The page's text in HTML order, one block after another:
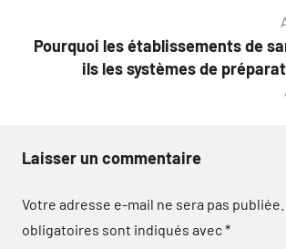
Pourquoi les établissements de
ils les systèmes de
Laisser un commentaire
Votre adresse e-mail ne sera pas publiée.
obligatoires sont indiqués avec*